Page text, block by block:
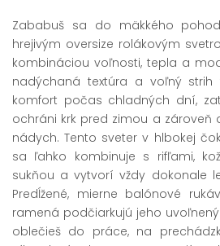
Zababuš sa do mäkkého
hrejivým oversize rolákovým
kombináciou voľnosti, tepla a
nadýchaná textúra a voľný
komfort počas chladných dní,
ochráni krk pred zimou a zároveň
nádych. Tento sveter v hlbokej
sa ľahko kombinuje s rifľami,
sukňou a vytvorí vždy dokonale
Predĺžené, mierne balónové
ramená podčiarkujú jeho
oblečieš do práce, na